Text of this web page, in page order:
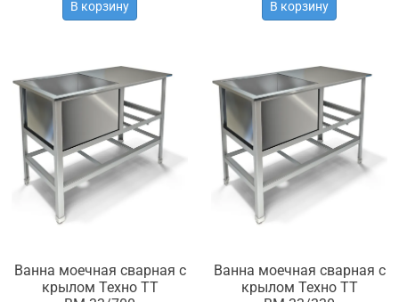
В корзину В корзину
Ванна моечная сварная с
крылом Техно ТТ
Ванна моечная сварная с
крылом Техно ТТ